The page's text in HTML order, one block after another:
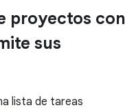
proyectos con
sus
lista de tareas